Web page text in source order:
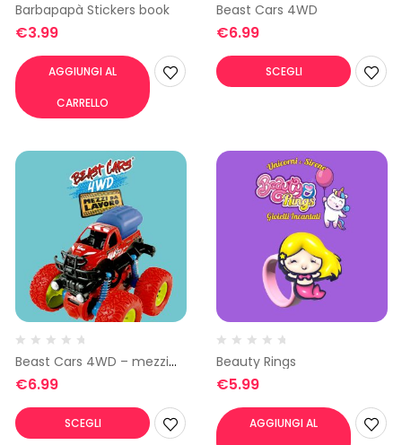
Barbapapà Stickers book
€3.99
AGGIUNGI AL
CARRELLO
Beast Cars 4WD
€6.99
SCEGLI
Beast Cars 4WD – mezzi
da lavoro
€6.99
SCEGLI
Beauty Rings
€5.99
AGGIUNGI AL